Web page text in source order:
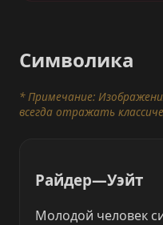
Символика
* Примечание:
всегда отражать
Райдер—Уэйт
Молодой человек